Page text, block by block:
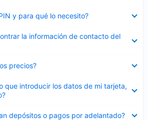
y para qué lo necesito?
la información de contacto del
precios?
que introducir los datos de mi tarjeta,
depósitos o pagos por adelantado?